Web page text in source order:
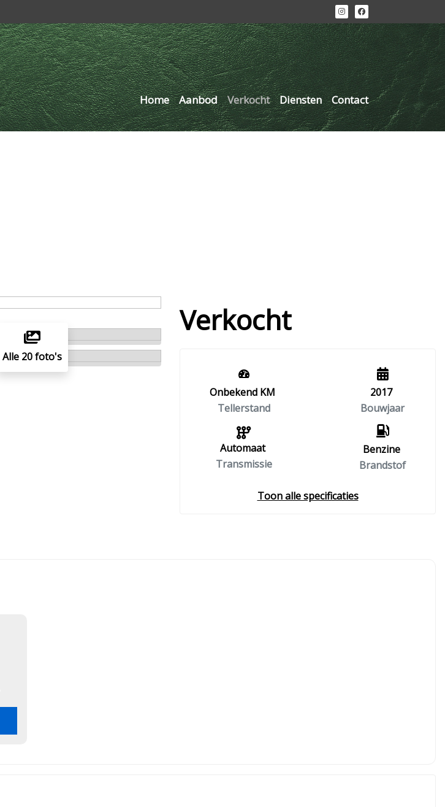
Home Aanbod Verkocht Diensten Contact
Alle 20 foto's
Verkocht
Onbekend KM
Tellerstand
Automaat
Transmissie
2017
Bouwjaar
Benzine
Brandstof
Toon alle specificaties